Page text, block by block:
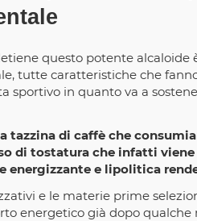
questo potente
tutte caratteristiche che
sportivo in quanto va a
tazzina di caffè che
di tostatura che infatti
energizzante e lipolitica
e le materie prime
energetico già dopo qualche